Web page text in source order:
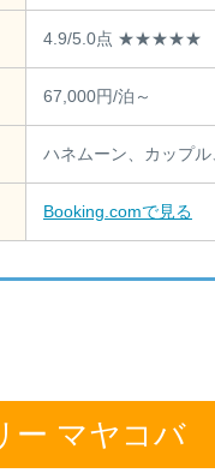
4.9/5.0点 ★★★★★
67,000円/泊～
ハネムーン、カップル
Booking.comで見る
ー マヤコバ